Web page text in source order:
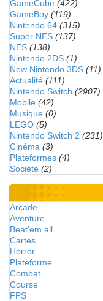
GameCube (422)
GameBoy (119)
Nintendo 64 (315)
Super NES (137)
NES (138)
Nintendo 2DS (1)
New Nintendo 3DS (11)
Actualité (111)
Nintendo Switch (2907)
Mobile (42)
Musique (0)
LEGO (5)
Nintendo Switch 2 (231)
Cinéma (3)
Plateformes (4)
Société (2)
Arcade
Aventure
Beat'em all
Cartes
Horror
Plateforme
Combat
Course
FPS